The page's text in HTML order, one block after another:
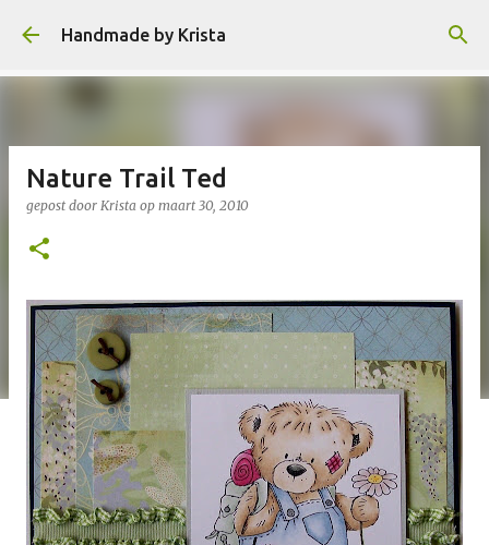
Doorgaan naar hoofdcontent
Handmade by Krista
Nature Trail Ted
gepost door Krista op maart 30, 2010